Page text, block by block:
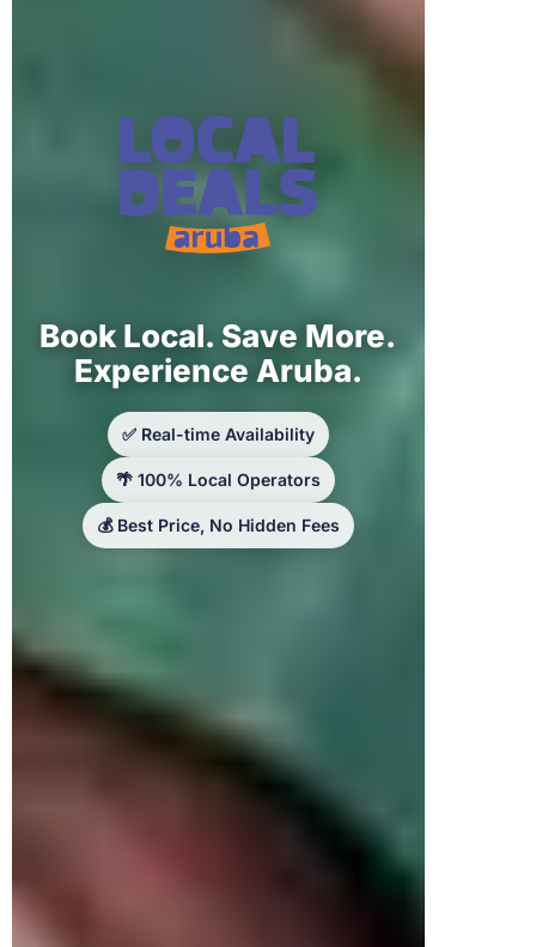
Book Local. Save More.
Experience Aruba.
✅ Real-time Availability
🌴 100% Local Operators
💰 Best Price, No Hidden Fees